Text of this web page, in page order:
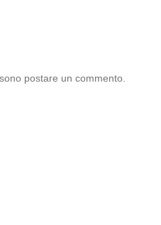
postare un commento.